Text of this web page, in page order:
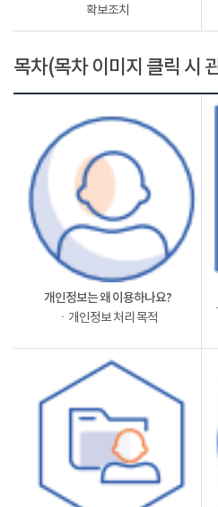
확보조치
목차(목차 이미지 클릭 시
개인정보는 왜 이용하나요?
ㆍ개인정보 처리 목적